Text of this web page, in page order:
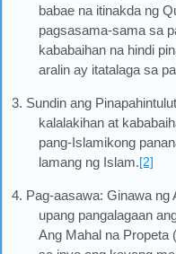
babae na itinakda ng
pagsasama-sama sa
kababaihan na hindi
aralin ay itatalaga sa
3. Sundin ang
kalalakihan at
pang-Islamikong
lamang ng Islam.[2]
4. Pag-aasawa: Ginawa ng
upang pangalagaan
Ang Mahal na Propeta